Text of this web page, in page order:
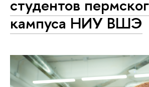
студентов
кампуса НИУ ВШЭ